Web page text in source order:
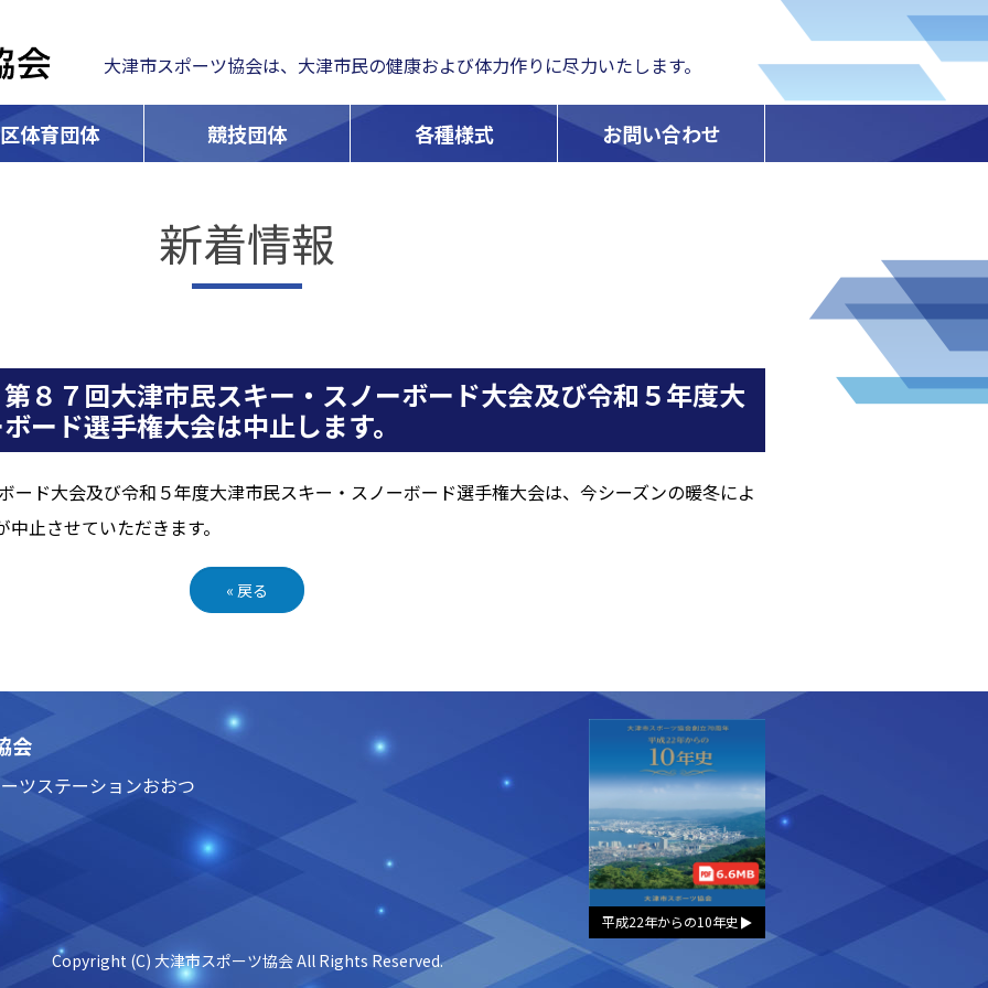
大津市スポーツ協会は、大津市民の健康および体力作りに尽力いたします。
体育団体 競技団体 各種様式 お問い合わせ
新着情報
８７回大津市民スキー・スノーボード大会及び令和５年度大
ード選手権大会は中止します。
ード大会及び令和５年度大津市民スキー・スノーボード選手権大会は、今シーズンの暖冬によ
止させていただきます。
« 戻る
会
ツステーションおおつ
平成22年からの10年史
Copyright (C) 大津市スポーツ協会 All Rights Reserved.